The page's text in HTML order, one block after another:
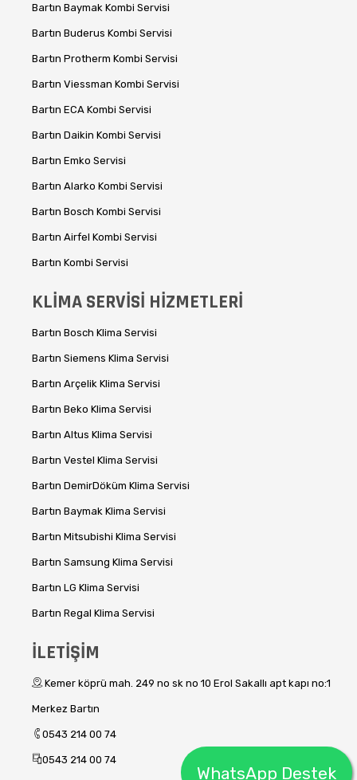
Bartın Baymak Kombi Servisi
Bartın Buderus Kombi Servisi
Bartın Protherm Kombi Servisi
Bartın Viessman Kombi Servisi
Bartın ECA Kombi Servisi
Bartın Daikin Kombi Servisi
Bartın Emko Servisi
Bartın Alarko Kombi Servisi
Bartın Bosch Kombi Servisi
Bartın Airfel Kombi Servisi
Bartın Kombi Servisi
KLİMA SERVİSİ HİZMETLERİ
Bartın Bosch Klima Servisi
Bartın Siemens Klima Servisi
Bartın Arçelik Klima Servisi
Bartın Beko Klima Servisi
Bartın Altus Klima Servisi
Bartın Vestel Klima Servisi
Bartın DemirDöküm Klima Servisi
Bartın Baymak Klima Servisi
Bartın Mitsubishi Klima Servisi
Bartın Samsung Klima Servisi
Bartın LG Klima Servisi
Bartın Regal Klima Servisi
İLETİŞİM
Kemer köprü mah. 249 no sk no 10 Erol Sakallı apt kapı no:1
Merkez Bartın
0543 214 00 74
0543 214 00 74
WhatsApp Destek